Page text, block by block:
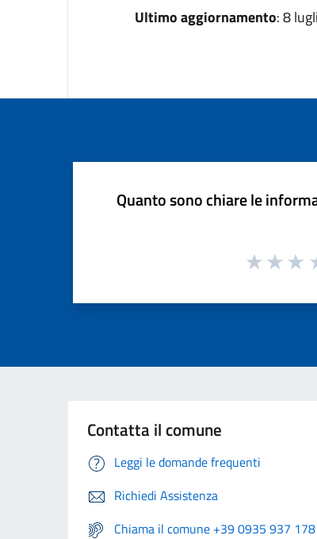
Ultimo aggiornamento: 8
Quanto sono chiare le
Contatta il comune
Leggi le domande frequenti
Richiedi Assistenza
Chiama il comune +39 0935 937 178